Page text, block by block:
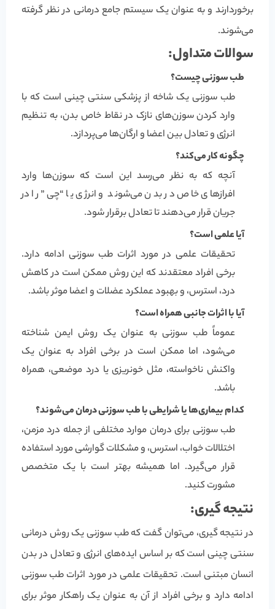
برخوردارند و به عنوان یک سیستم جامع درمانی در نظر گرفته
می‌شوند.
سوالات متداول:
طب سوزنی چیست؟
طب سوزنی یک شاخه از پزشکی سنتی چینی است که با
وارد کردن سوزن‌های نازک در نقاط خاص بدن، به تنظیم
انرژی و تعادل بین اعضا و ارگان‌ها می‌پردازد.
چگونه کار می‌کند؟
آنچه که به نظر می‌رسد این است که سوزن‌ها وارد
افرازهای خاص در بدن می‌شوند و انرژی یا “چی” را در
جریان قرار می‌دهند تا تعادل برقرار شود.
آیا علمی است؟
تحقیقات علمی در مورد اثرات طب سوزنی ادامه دارد.
برخی افراد معتقدند که این روش ممکن است در کاهش
درد، استرس، و بهبود عملکرد عضلات و اعضا موثر باشد.
آیا با اثرات جانبی همراه است؟
عموماً طب سوزنی به عنوان یک روش ایمن شناخته
می‌شود، اما ممکن است در برخی افراد به عنوان یک
واکنش ناخواسته، مثل خونریزی یا درد موضعی، همراه
باشد.
کدام بیماری‌ها یا شرایطی با طب سوزنی درمان می‌شوند؟
طب سوزنی برای درمان موارد مختلفی از جمله درد مزمن،
اختلالات خواب، استرس، و مشکلات گوارشی مورد استفاده
قرار می‌گیرد. اما همیشه بهتر است با یک متخصص
مشورت کنید.
نتیجه گیری:
در نتیجه گیری، می‌توان گفت که طب سوزنی یک روش درمانی
سنتی چینی است که بر اساس ایده‌های انرژی و تعادل در بدن
انسان مبتنی است. تحقیقات علمی در مورد اثرات طب سوزنی
ادامه دارد و برخی افراد از آن به عنوان یک راهکار موثر برای